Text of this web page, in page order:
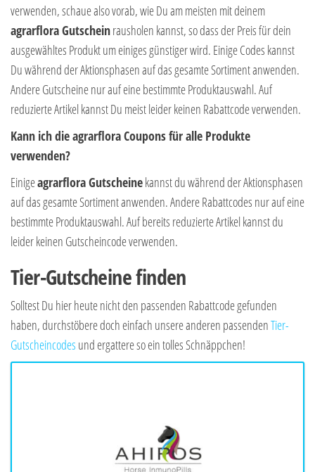
verwenden, schaue also vorab, wie Du am meisten mit deinem
agrarflora Gutscheinrausholen kannst, so dass der Preis für dein
ausgewähltes Produkt um einiges günstiger wird. Einige Codes kannst
Du während der Aktionsphasen auf das gesamte Sortiment anwenden.
Andere Gutscheine nur auf eine bestimmte Produktauswahl. Auf
reduzierte Artikel kannst Du meist leider keinen Rabattcode verwenden.
Kann ich die agrarflora Coupons für alle Produkte
verwenden?
Einigeagrarflora Gutscheinekannst du während der Aktionsphasen
auf das gesamte Sortiment anwenden. Andere Rabattcodes nur auf eine
bestimmte Produktauswahl. Auf bereits reduzierte Artikel kannst du
leider keinen Gutscheincode verwenden.
Tier-Gutscheine finden
Solltest Du hier heute nicht den passenden Rabattcode gefunden
haben, durchstöbere doch einfach unsere anderen passendenTier-
Gutscheincodes und ergattere so ein tolles Schnäppchen!